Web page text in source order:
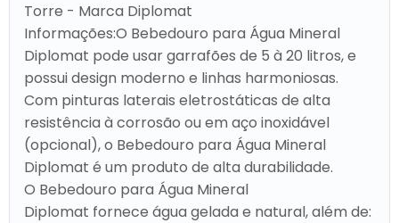
Torre - Marca Diplomat
Informações:O Bebedouro para Água Mineral
Diplomat pode usar garrafões de 5 à 20 litros, e
possui design moderno e linhas harmoniosas.
Com pinturas laterais eletrostáticas de alta
resistência à corrosão ou em aço inoxidável
(opcional), o Bebedouro para Água Mineral
Diplomat é um produto de alta durabilidade.
O Bebedouro para Água Mineral
Diplomat fornece água gelada e natural, além de: